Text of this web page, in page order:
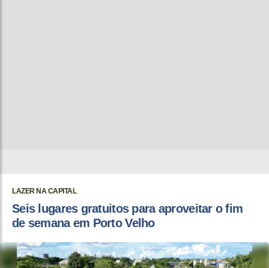
LAZER NA CAPITAL
Seis lugares gratuitos para aproveitar o fim
de semana em Porto Velho